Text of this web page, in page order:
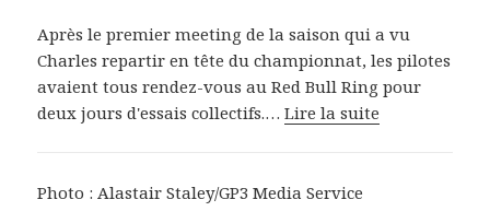
Après le premier meeting de la saison qui a vu
Charles repartir en tête du championnat, les pilotes
avaient tous rendez-vous au Red Bull Ring pour
deux jours d'essais collectifs.…Lire la suite
Photo : Alastair Staley/GP3 Media Service